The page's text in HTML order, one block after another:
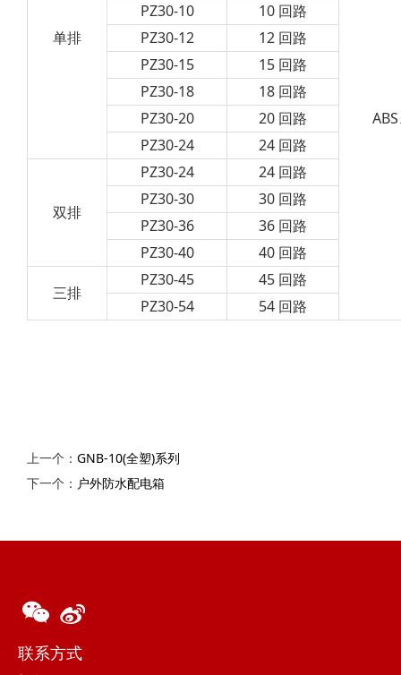
单排
PZ30-10
10 回路
PZ30-12
12 回路
PZ30-15
15 回路
PZ30-18
18 回路
PZ30-20
20 回路
PZ30-24
24 回路
双排
PZ30-24
24 回路
PZ30-30
30 回路
PZ30-36
36 回路
PZ30-40
40 回路
三排
PZ30-45
45 回路
PZ30-54
54 回路
上一个： GNB-10(全塑)系列
下一个： 户外防水配电箱
联系方式